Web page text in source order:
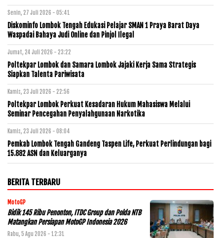
Senin, 27 Juli 2026 - 05:41
Diskominfo Lombok Tengah Edukasi Pelajar SMAN 1 Praya Barat Daya
Waspadai Bahaya Judi Online dan Pinjol Ilegal
Jumat, 24 Juli 2026 - 23:22
Poltekpar Lombok dan Samara Lombok Jajaki Kerja Sama Strategis
Siapkan Talenta Pariwisata
Kamis, 23 Juli 2026 - 22:56
Poltekpar Lombok Perkuat Kesadaran Hukum Mahasiswa Melalui
Seminar Pencegahan Penyalahgunaan Narkotika
Kamis, 23 Juli 2026 - 08:04
Pemkab Lombok Tengah Gandeng Taspen Life, Perkuat Perlindungan bagi
15.882 ASN dan Keluarganya
BERITA TERBARU
MotoGP
Bidik 145 Ribu Penonton, ITDC Group dan Polda NTB
Matangkan Persiapan MotoGP Indonesia 2026
Rabu, 5 Agu 2026 - 12:31